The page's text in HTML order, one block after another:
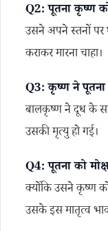
Q2: पूतना कृष्ण
उसने अपने स्तनों पर
कराकर मारना चाहा।
Q3: कृष्ण ने
बालकृष्ण ने दूध के
उसकी मृत्यु हो गई।
Q4: पूतना को
क्योंकि उसने कृष्ण
उसके इस मातृत्व भाव